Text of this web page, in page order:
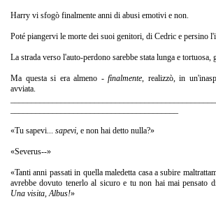
Harry vi sfogò finalmente anni di abusi emotivi e non.
Poté piangervi le morte dei suoi genitori, di Cedric e persino
La strada verso l'auto-perdono sarebbe stata lunga e tortuosa,
Ma questa si era almeno -finalmente, realizzò, in
avviata.
«Tu sapevi... sapevi, e non hai detto nulla?»
«Severus--»
«Tanti anni passati in quella maledetta casa a subire
avrebbe dovuto tenerlo al sicuro e tu non hai mai pensato
Una visita, Albus!»